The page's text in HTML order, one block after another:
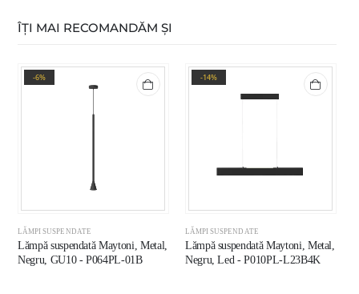
ÎȚI MAI RECOMANDĂM ȘI
-6%
LĂMPI SUSPENDATE
Lămpă suspendată Maytoni, Metal,
Negru, GU10 - P064PL-01B
-14%
LĂMPI SUSPENDATE
Lămpă suspendată Maytoni, Metal,
Negru, Led - P010PL-L23B4K